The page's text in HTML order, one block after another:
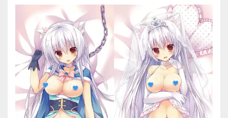
ー
シ
ョ
ン